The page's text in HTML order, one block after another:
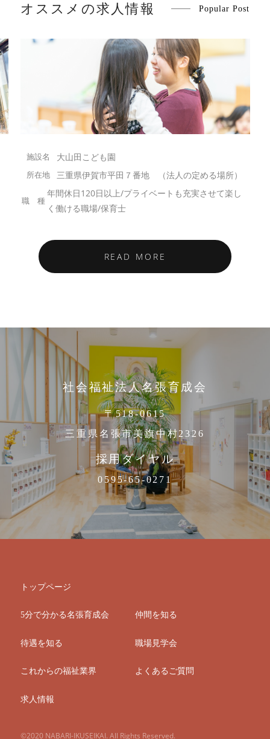
オススメの求人情報 Popular Post
大山田こども園
三重県伊賀市平田７番地 （法人の定める場所）
年間休日120日以上/プライベートも充実させて楽し
く働ける職場/保育士
READ MORE
社会福祉法人名張育成会
〒518-0615
三重県名張市美旗中村2326
採用ダイヤル
0595-65-0271
トップページ
5分で分かる名張育成会 仲間を知る
待遇を知る 職場見学会
これからの福祉業界 よくあるご質問
求人情報
©2020 NABARI-IKUSEIKAI. All Rights Reserved.